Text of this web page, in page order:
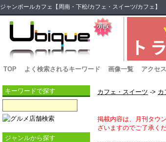
ジャンポールカフェ【周南・下松/カフェ・スイーツ/カフェ】
TOP よく検索されるキーワード 画像一覧 アクセ
キーワードで探す
ジャンルから探す
カフェ・スイーツ -> カ
掲載内容は、月刊タウ
ざいますのでご了承くだ